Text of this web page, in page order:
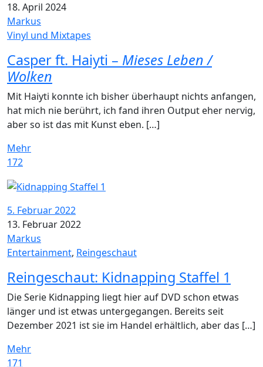
18. April 2024
Markus
Vinyl und Mixtapes
Casper ft. Haiyti – Mieses Leben /
Wolken
Mit Haiyti konnte ich bisher überhaupt nichts anfangen,
hat mich nie berührt, ich fand ihren Output eher nervig,
aber so ist das mit Kunst eben. […]
Mehr
172
5. Februar 2022
13. Februar 2022
Markus
Entertainment, Reingeschaut
Reingeschaut: Kidnapping Staffel 1
Die Serie Kidnapping liegt hier auf DVD schon etwas
länger und ist etwas untergegangen. Bereits seit
Dezember 2021 ist sie im Handel erhältlich, aber das […]
Mehr
171